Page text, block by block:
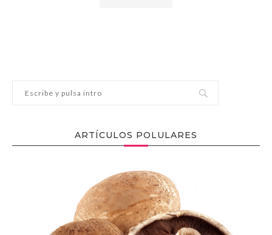
ARTÍCULOS POLULARES